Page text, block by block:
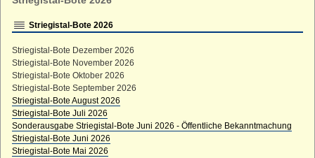
Striegistal-Bote 2026
Striegistal-Bote Dezember 2026
Striegistal-Bote November 2026
Striegistal-Bote Oktober 2026
Striegistal-Bote September 2026
Striegistal-Bote August 2026
Striegistal-Bote Juli 2026
Sonderausgabe Striegistal-Bote Juni 2026 - Öffentliche Bekanntmachung
Striegistal-Bote Juni 2026
Striegistal-Bote Mai 2026